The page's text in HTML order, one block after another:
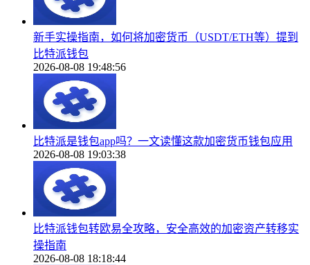
新手实操指南，如何将加密货币（USDT/ETH等）提到
比特派钱包
2026-08-08 19:48:56
比特派是钱包app吗？一文读懂这款加密货币钱包应用
2026-08-08 19:03:38
比特派钱包转欧易全攻略，安全高效的加密资产转移实
操指南
2026-08-08 18:18:44